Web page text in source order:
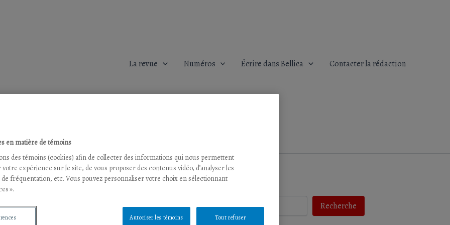
La revue Numéros Écrire dans Bellica Contacter la rédaction
La honte) Recherche
en matière de témoins
des témoins (cookies) afin de collecter des informations qui nous permettent
votre expérience sur le site, de vous proposer des contenus vidéo, d’analyser les
de fréquentation, etc. Vous pouvez personnaliser votre choix en sélectionnant
».
Tout refuser
Autoriser les témoins